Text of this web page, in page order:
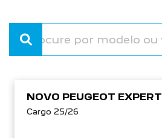
NOVO PEUGEOT EXPERT
Cargo 25/26